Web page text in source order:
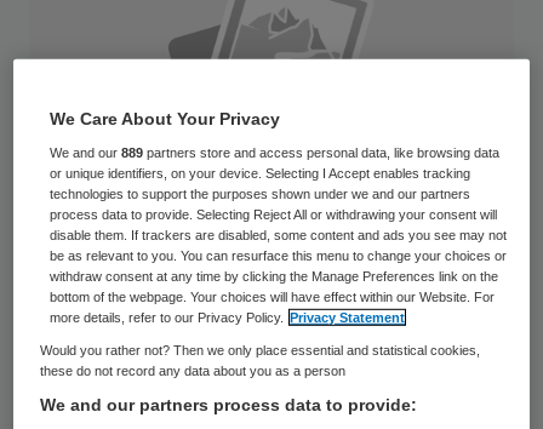
Veel kinderen van moeders die depressief
waren na de bevalling, kunnen minder goed
tegen stress en hebben vaker
We Care About Your Privacy
We and our889 partners store and access personal data, like browsing data
or unique identifiers, on your device. Selecting I Accept enables tracking
technologies to support the purposes shown under we and our partners
process data to provide. Selecting Reject All or withdrawing your consent will
disable them. If trackers are disabled, some content and ads you see may not
be as relevant to you. You can resurface this menu to change your choices or
withdraw consent at any time by clicking the Manage Preferences link on the
bottom of the webpage. Your choices will have effect within our Website. For
more details, refer to our Privacy Policy.
Privacy Statement
Would you rather not? Then we only place essential and statistical cookies,
these do not record any data about you as a person
We and our partners process data to provide: